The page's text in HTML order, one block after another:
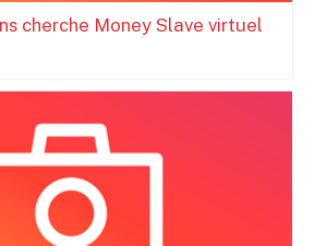
cherche Money Slave virtuel